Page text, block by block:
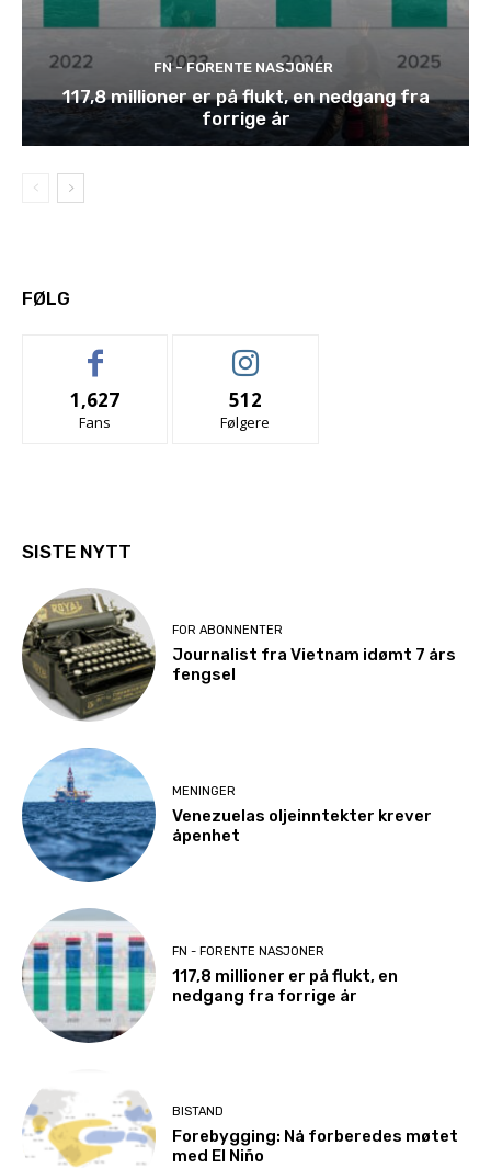
FN - FORENTE NASJONER
117,8 millioner er på flukt, en nedgang fra
forrige år
FØLG
1,627
Fans
512
Følgere
SISTE NYTT
FOR ABONNENTER
Journalist fra Vietnam idømt 7 års
fengsel
MENINGER
Venezuelas oljeinntekter krever
åpenhet
FN - FORENTE NASJONER
117,8 millioner er på flukt, en
nedgang fra forrige år
BISTAND
Forebygging: Nå forberedes møtet
med El Niño